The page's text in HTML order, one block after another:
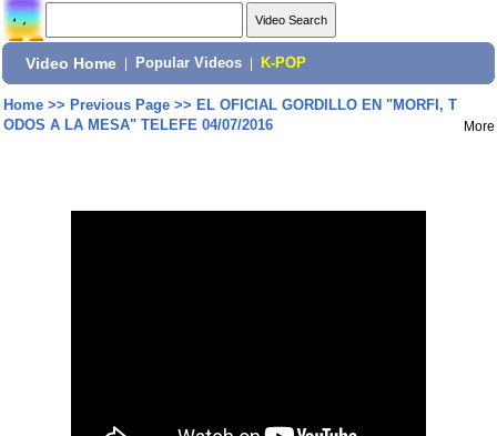
Video Home Popular Videos K-POP
Home>> Previous Page>> EL OFICIAL GORDILLO EN "MORFI, T
ODOS A LA MESA" TELEFE 04/07/2016
More